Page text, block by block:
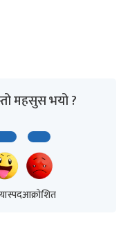
महसुस भयो ?
आक्रोशित